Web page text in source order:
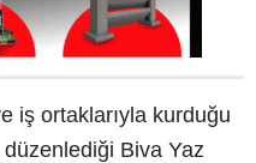
iş ortaklarıyla kurduğu
düzenlediği Biva Yaz